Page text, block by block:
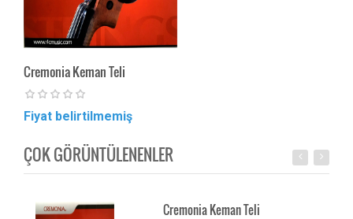
Cremonia Keman Teli
Fiyat belirtilmemiş
ÇOK GÖRÜNTÜLENENLER
Cremonia Keman Teli